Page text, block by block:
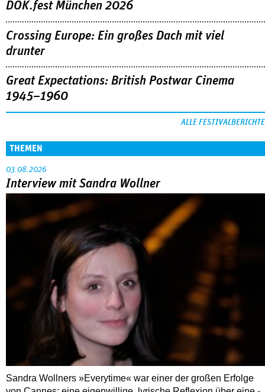
1945–1960
ALLE FESTIVALBERICHTE
03.08.2026
Interview mit Sandra Wollner
Sandra Wollners »Everytime« war einer der großen Erfolge
von Cannes: eine eigenwillige, lyrische Reflexion über eine ­
Familie, die aus der Bahn geworfen wird … Die Regisseurin
im Gespräch mit Anke Sterneborg.
Nahaufnahme von Bárbara Lennie